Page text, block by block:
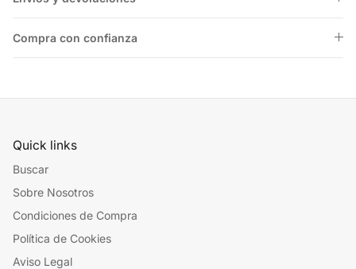
Compra con confianza
Quick links
Buscar
Sobre Nosotros
Condiciones de Compra
Política de Cookies
Aviso Legal